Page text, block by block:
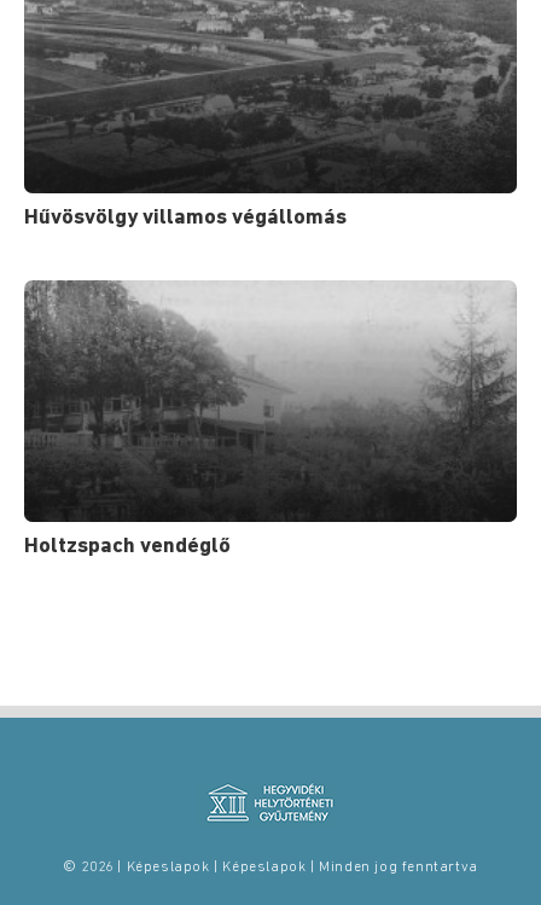
Hűvösvölgy villamos végállomás
Holtzspach vendéglő
© 2026 | Képeslapok | Képeslapok | Minden jog fenntartva